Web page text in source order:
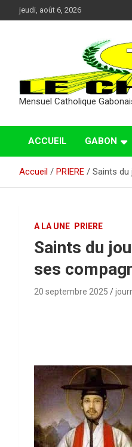
au
jeudi, août 6, 2026
Mensuel Catholique
ACCUEIL GABON
Accueil PRIERE Saints du
A LA UNE PRIERE
Saints du
ses
20 septembre 2025